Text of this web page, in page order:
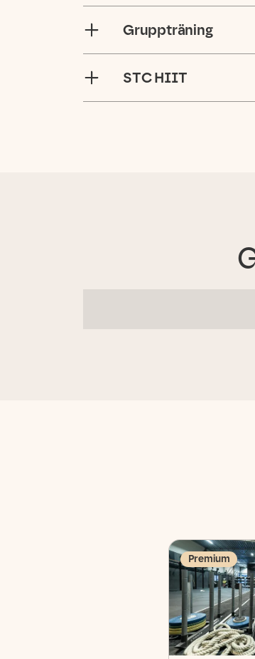
Gruppträning
STC HIIT
Premium